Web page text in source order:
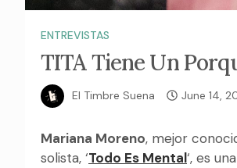
ENTREVISTAS
TITA Tiene Un
El Timbre Suena June 14,
Mariana Moreno, mejor
solista, ‘Todo Es Mental‘, es